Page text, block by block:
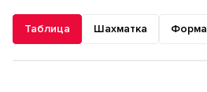
Таблица Шахматка Форма